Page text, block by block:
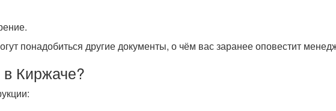
понадобиться другие документы, о чём вас заранее оповестит
в Киржаче?